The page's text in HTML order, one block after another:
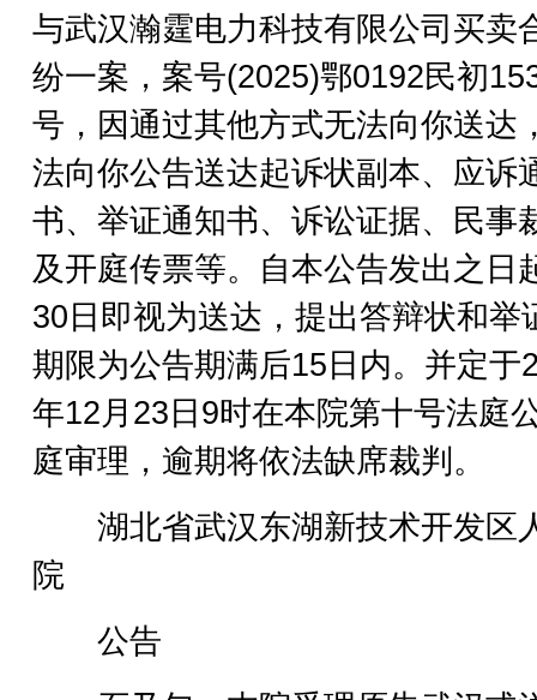
与武汉瀚霆电力科技有限公司买卖
纷一案，案号(2025)鄂0192民初
号，因通过其他方式无法向你送达
法向你公告送达起诉状副本、应诉
书、举证通知书、诉讼证据、民事
及开庭传票等。自本公告发出之日
30日即视为送达，提出答辩状和举
期限为公告期满后15日内。并定于
年12月23日9时在本院第十号法庭
庭审理，逾期将依法缺席裁判。
湖北省武汉东湖新技术开发区
院
公告